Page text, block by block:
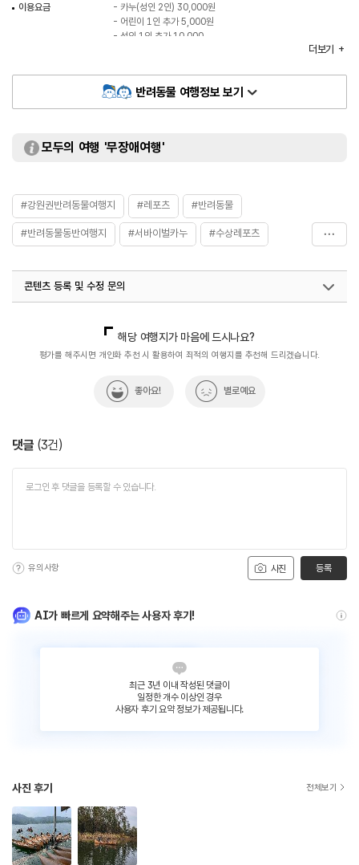
이용요금
- 카누(성인 2인) 30,000원
- 어린이 1인 추가 5,000원
- 성인 1인 추가 10,000
종주길 코스, 의암호 일주 코스
더보기
반려동물 여행정보 보기
모두의 여행 '무장애여행'
#강원권반려동물여행지 #레포츠 #반려동물
#반려동물동반여행지 #서바이벌카누 #수상레포츠
#카누 #파티카누
콘텐츠 등록 및 수정 문의
지역콘텐츠육성팀(반려동물동반여행)
02-7299-582
해당 여행지가 마음에 드시나요?
평가를 해주시면 개인화 추천 시 활용하여 최적의 여행지를 추천해 드리겠습니다.
좋아요! 별로예요
댓글 (3건)
사진
유의사항 등록
AI가 빠르게 요약해주는 사용자 후기!
최근 3년 이내 작성된 댓글이
일정한 개수 이상인 경우
사용자 후기 요약 정보가 제공됩니다.
사진 후기 전체보기